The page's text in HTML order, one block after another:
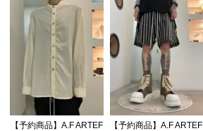
【予約商品】A.F ARTEF
【予約商品】A.F ARTEF